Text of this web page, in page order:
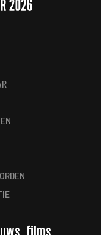
films,